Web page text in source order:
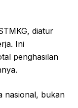
diatur
Ini
penghasilan
nasional, bukan